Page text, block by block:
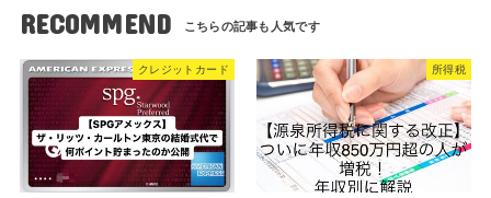
RECOMMEND
クレジットカード 所得税